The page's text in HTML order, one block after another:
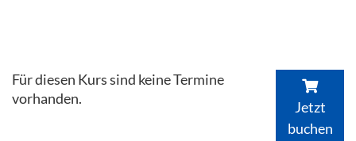
Für diesen Kurs sind keine Termine
vorhanden.
Jetzt
buchen